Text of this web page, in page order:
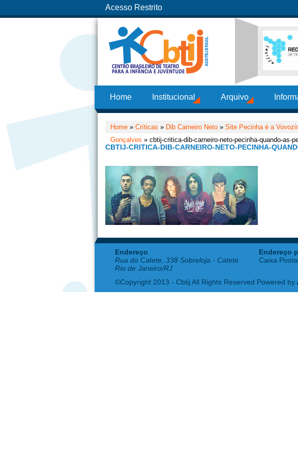
Acesso Restrito
Home Institucional Arquivo
Home » Críticas » Dib Carneiro Neto » Site Pecinha é a
Gonçalves » cbtij-critica-dib-carneiro-neto-pecinha-quando-as-
CBTIJ-CRITICA-DIB-CARNEIRO-NETO-PECINHA-
Endereço
Rua do Catete, 338 Sobreloja - Catete
Rio de Janeiro/RJ
Endereço
Caixa
©Copyright 2013 - Cbtij All Rights Reserved Powered by: